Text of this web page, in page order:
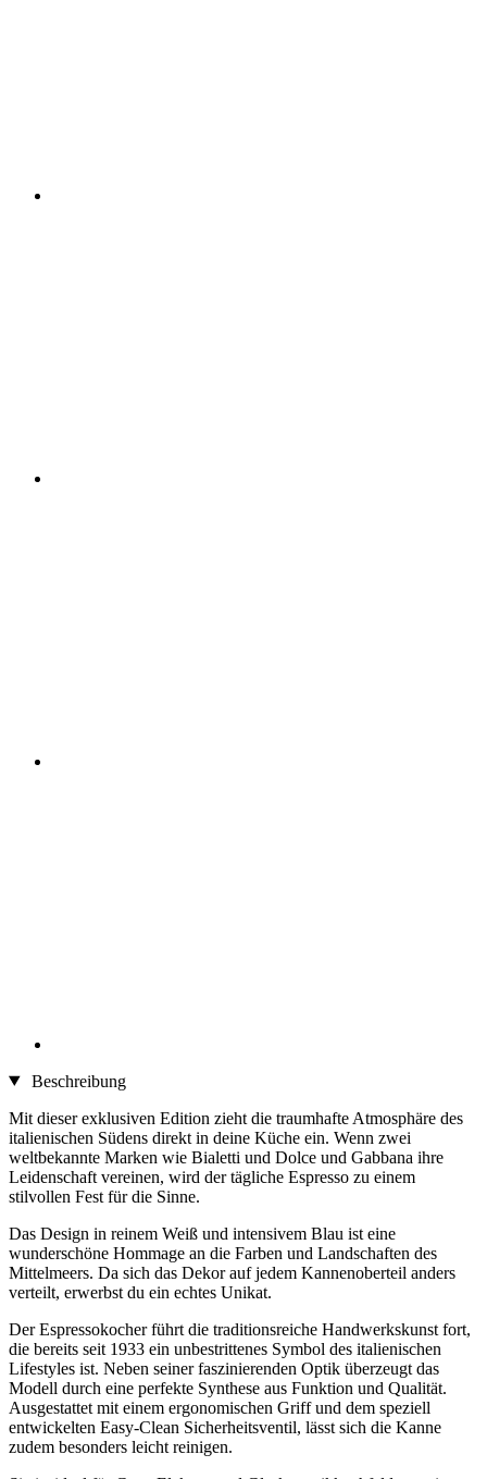
Beschreibung
Mit dieser exklusiven Edition zieht die traumhafte Atmosphäre des
italienischen Südens direkt in deine Küche ein. Wenn zwei
weltbekannte Marken wie Bialetti und Dolce und Gabbana ihre
Leidenschaft vereinen, wird der tägliche Espresso zu einem
stilvollen Fest für die Sinne.
Das Design in reinem Weiß und intensivem Blau ist eine
wunderschöne Hommage an die Farben und Landschaften des
Mittelmeers. Da sich das Dekor auf jedem Kannenoberteil anders
verteilt, erwerbst du ein echtes Unikat.
Der Espressokocher führt die traditionsreiche Handwerkskunst fort,
die bereits seit 1933 ein unbestrittenes Symbol des italienischen
Lifestyles ist. Neben seiner faszinierenden Optik überzeugt das
Modell durch eine perfekte Synthese aus Funktion und Qualität.
Ausgestattet mit einem ergonomischen Griff und dem speziell
entwickelten Easy-Clean Sicherheitsventil, lässt sich die Kanne
zudem besonders leicht reinigen.